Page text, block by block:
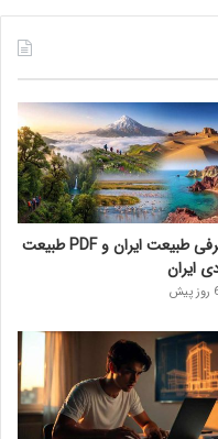
معرفی طبیعت ایران و PDF طبیعت
ایران
پیش